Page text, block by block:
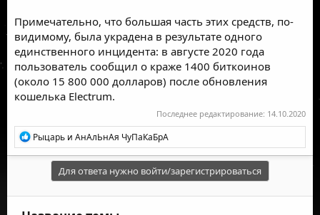
Примечательно, что большая часть этих средств, по-
видимому, была украдена в результате одного
единственного инцидента: в августе 2020 года
пользователь сообщил о краже 1400 биткоинов
(около 15 800 000 долларов) после обновления
кошелька Electrum.
Последнее редактирование: 14.10.2020
Р
е
а
Рыцарь и АнАлЬнАя ЧуПаКаБрА
Для ответа нужно войти/зарегистрироваться